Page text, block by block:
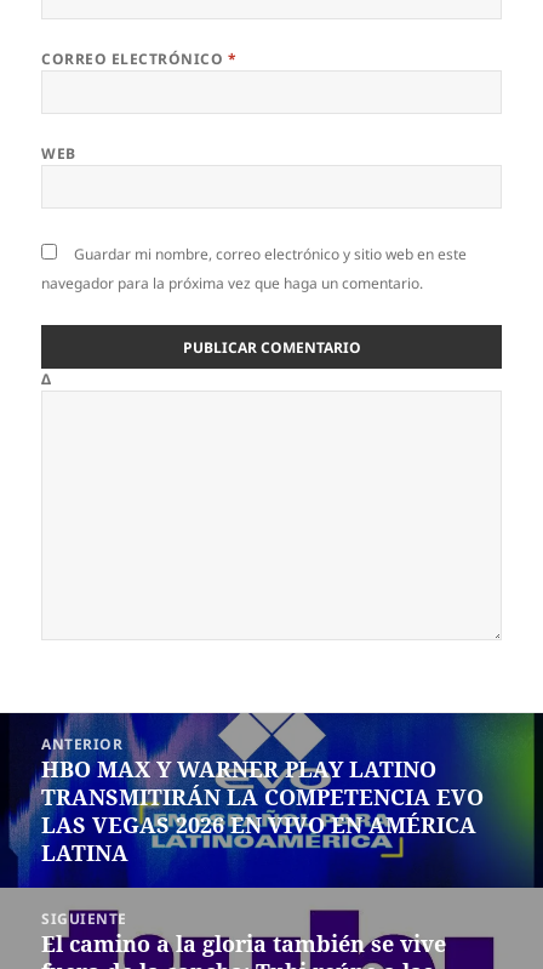
CORREO ELECTRÓNICO *
WEB
Guardar mi nombre, correo electrónico y sitio web en este
navegador para la próxima vez que haga un comentario.
Δ
Navegación
entradas
ANTERIOR
Entrada
anterior:
HBO MAX Y WARNER PLAY LATINO
TRANSMITIRÁN LA COMPETENCIA EVO
LAS VEGAS 2026 EN VIVO EN AMÉRICA
LATINA
SIGUIENTE
Siguiente
El camino a la gloria también se vive